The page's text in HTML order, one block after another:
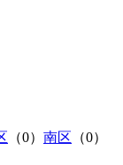
（0） 南区 （0）